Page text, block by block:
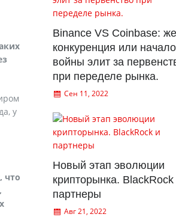
у
что
Binance VS Coinbase:
конкуренция или начало
войны элит за
при переделе рынка.
Сен 11, 2022
Новый этап эволюции
крипторынка. BlackRock
партнеры
Авг 21, 2022